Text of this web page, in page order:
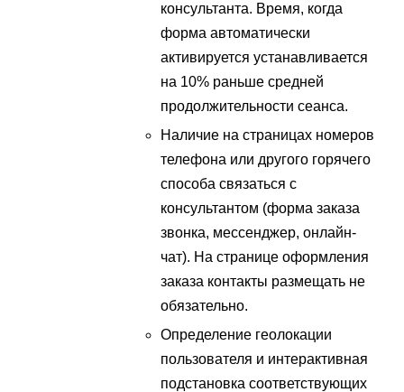
консультанта. Время, когда
форма автоматически
активируется устанавливается
на 10% раньше средней
продолжительности сеанса.
Наличие на страницах номеров
телефона или другого горячего
способа связаться с
консультантом (форма заказа
звонка, мессенджер, онлайн-
чат). На странице оформления
заказа контакты размещать не
обязательно.
Определение геолокации
пользователя и интерактивная
подстановка соответствующих